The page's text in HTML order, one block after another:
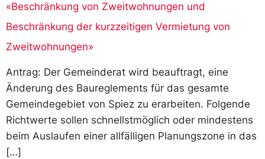
«Beschränkung von Zweitwohnungen und
Beschränkung der kurzzeitigen Vermietung von
Zweitwohnungen»
Antrag: Der Gemeinderat wird beauftragt, eine
Änderung des Baureglements für das gesamte
Gemeindegebiet von Spiez zu erarbeiten. Folgende
Richtwerte sollen schnellstmöglich oder mindestens
beim Auslaufen einer allfälligen Planungszone in das
[…]